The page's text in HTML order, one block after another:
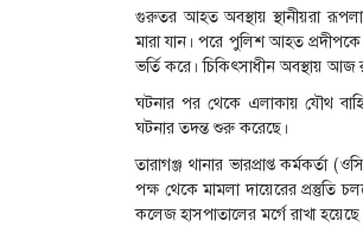
গুরুতর আহত অবস্থায় স্থানীয়রা
মারা যান। পরে পুলিশ আহত প্রদীপকে
ভর্তি করে। চিকিৎসাধীন অবস্থায়
ঘটনার পর থেকে এলাকায় যৌথ
ঘটনার তদন্ত শুরু করেছে।
তারাগঞ্জ থানার ভারপ্রাপ্ত
পক্ষ থেকে মামলা দায়েরের প্রস্তুতি
কলেজ হাসপাতালের মর্গে রাখা